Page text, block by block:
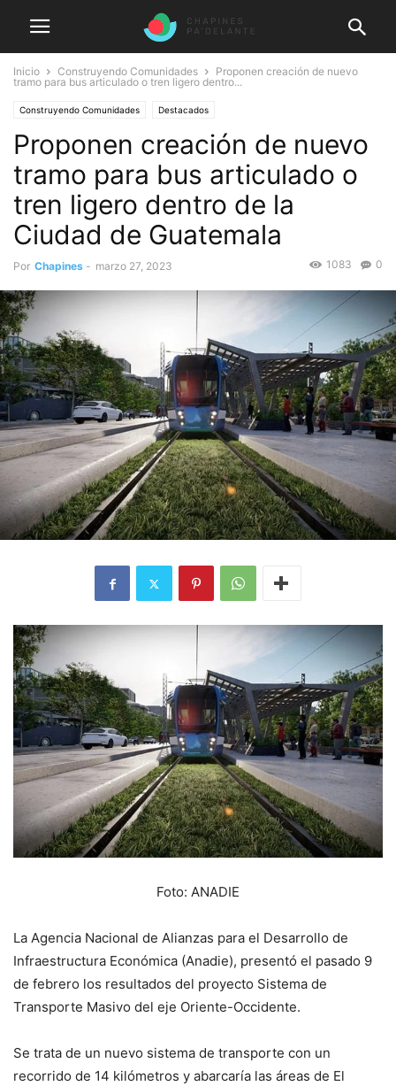
Inicio Construyendo Comunidades
Proponen creación de nuevo
tramo para bus articulado o tren ligero dentro...
Construyendo Comunidades Destacados
Proponen creación de nuevo
tramo para bus articulado o
tren ligero dentro de la
Ciudad de Guatemala
Por Chapines - marzo 27, 2023 0
1083
Foto: ANADIE
La Agencia Nacional de Alianzas para el Desarrollo de
Infraestructura Económica (Anadie), presentó el pasado 9
de febrero los resultados del proyecto Sistema de
Transporte Masivo del eje Oriente-Occidente.
Se trata de un nuevo sistema de transporte con un
recorrido de 14 kilómetros y abarcaría las áreas de El